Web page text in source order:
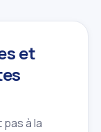
et
à la